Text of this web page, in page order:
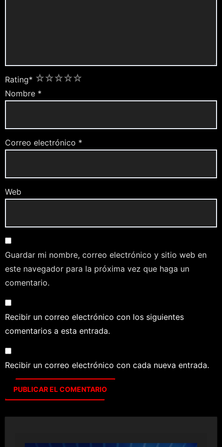
Rating* 5
4
3
2
1
Nombre *
Correo electrónico *
Web
Guardar mi nombre, correo electrónico y sitio web en
este navegador para la próxima vez que haga un
comentario.
Recibir un correo electrónico con los siguientes
comentarios a esta entrada.
Recibir un correo electrónico con cada nueva entrada.